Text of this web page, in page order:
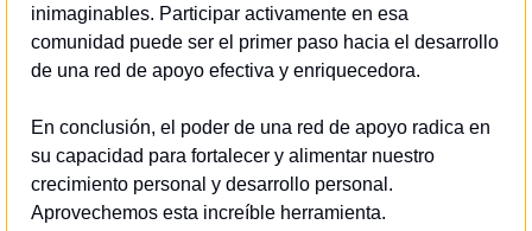
inimaginables. Participar activamente en esa
comunidad puede ser el primer paso hacia el desarrollo
de una red de apoyo efectiva y enriquecedora.
En conclusión, el poder de una red de apoyo radica en
su capacidad para fortalecer y alimentar nuestro
crecimiento personal y desarrollo personal.
Aprovechemos esta increíble herramienta.